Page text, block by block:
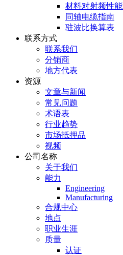
材料对射频性
同轴电缆指南
驻波比换算表
联系方式
联系我们
分销商
地方代表
资源
文章与新闻
常见问题
术语表
行业趋势
市场抵押品
视频
公司名称
关于我们
能力
Engineering
Manufacturing
合规中心
地点
职业生涯
质量
认证